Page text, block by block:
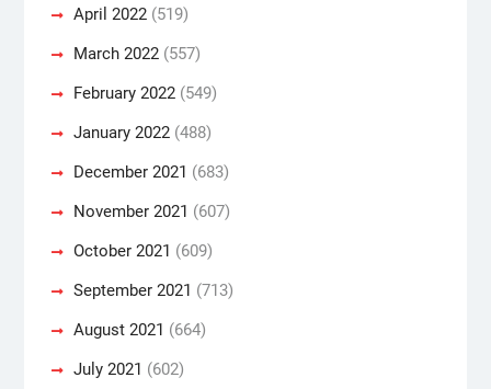
April 2022(519)
March 2022(557)
February 2022(549)
January 2022(488)
December 2021 (683)
November 2021 (607)
October 2021 (609)
September 2021 (713)
August 2021 (664)
July 2021 (602)